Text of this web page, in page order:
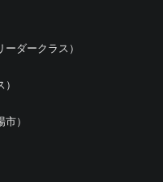
ダークラス）
）